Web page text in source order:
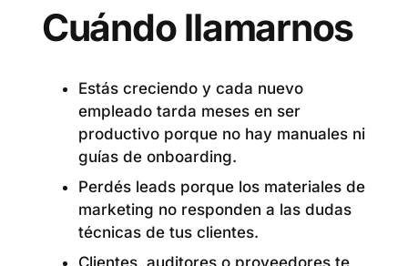
Cuándo llamarnos
Estás creciendo y cada nuevo
empleado tarda meses en ser
productivo porque no hay manuales ni
guías de onboarding.
Perdés leads porque los materiales de
marketing no responden a las dudas
técnicas de tus clientes.
Clientes, auditores o proveedores te